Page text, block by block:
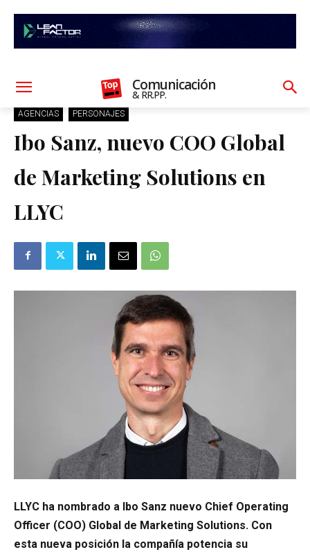
Comunicación
& RR.PP.
AGENCIAS PERSONAJES
Ibo Sanz, nuevo COO Global
de Marketing Solutions en
LLYC
LLYC ha nombrado a Ibo Sanz nuevo Chief Operating
Officer (COO) Global de Marketing Solutions. Con
esta nueva posición la compañía potencia su